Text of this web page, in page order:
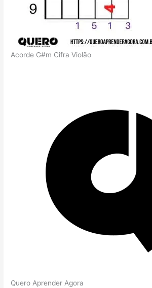
Acorde G#m Cifra Violão
Quero Aprender Agora